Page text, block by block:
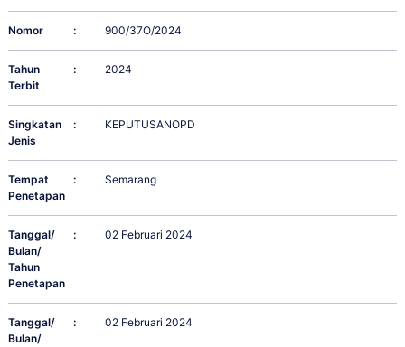
Nomor : 900/37O/2024
Tahun
Terbit
: 2024
Singkatan
Jenis
: KEPUTUSANOPD
Tempat
Penetapan
: Semarang
Tanggal/
Bulan/
Tahun
Penetapan
: 02 Februari 2024
Tanggal/
Bulan/
: 02 Februari 2024